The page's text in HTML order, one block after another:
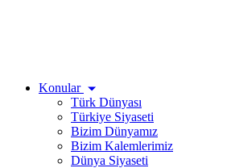
Konular
Türk Dünyası
Türkiye Siyaseti
Bizim Dünyamız
Bizim Kalemlerimiz
Dünya Siyaseti